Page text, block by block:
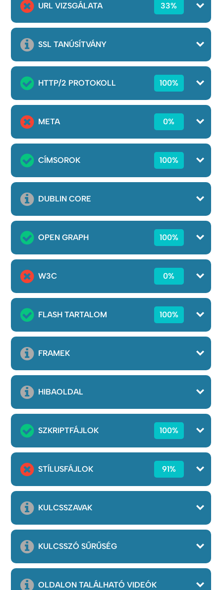
URL VIZSGÁLATA 33%
SSL TANÚSÍTVÁNY
HTTP/2 PROTOKOLL 100%
META 0%
CÍMSOROK 100%
DUBLIN CORE
OPEN GRAPH 100%
W3C 0%
FLASH TARTALOM 100%
FRAMEK
HIBAOLDAL
SZKRIPTFÁJLOK 100%
STÍLUSFÁJLOK 91%
KULCSSZAVAK
KULCSSZÓ SŰRŰSÉG
OLDALON TALÁLHATÓ VIDEÓK